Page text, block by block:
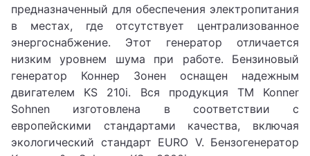
предназначенный для обеспечения электропитания
в местах, где отсутствует централизованное
энергоснабжение. Этот генератор отличается
низким уровнем шума при работе. Бензиновый
генератор Коннер Зонен оснащен надежным
двигателем KS 210i. Вся продукция ТМ Konner
Sohnen изготовлена в соответствии с
европейскими стандартами качества, включая
экологический стандарт EURO V. Бензогенератор